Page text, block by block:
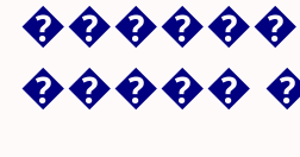
�����